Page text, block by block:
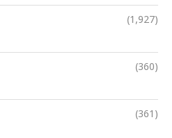
(1,927)
(360)
(361)